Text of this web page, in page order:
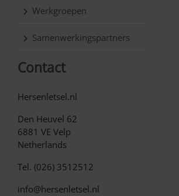
Werkgroepen
Samenwerkingspartners
Contact
Hersenletsel.nl
Den Heuvel 62
6881 VE Velp
Netherlands
Tel. (026) 3512512
info@hersenletsel.nl